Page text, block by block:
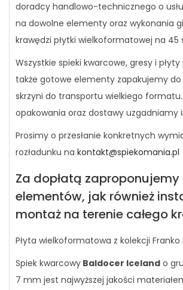
doradcy handlowo-technicznego o
na dowolne elementy oraz wykonania
krawędzi płytki wielkoformatowej na 45
Wszystkie spieki kwarcowe, gresy i
także gotowe elementy zapakujemy do
skrzyni do transportu wielkiego
opakowania oraz dostawy uzgadniamy
Prosimy o przesłanie konkretnych
rozładunku na kontakt@spiekomania.pl
Za dopłatą zaproponujemy
elementów, jak również
montaż na terenie całego
Płyta wielkoformatowa z kolekcji Franko
Spiek kwarcowy Baldocer Iceland o
7 mm jest najwyższej jakości